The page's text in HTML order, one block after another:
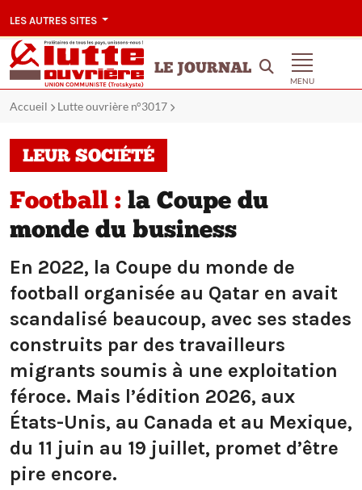
LES AUTRES SITES
LE JOURNAL
MENU
Accueil Lutte ouvrière n°3017
LEUR SOCIÉTÉ
Football : la Coupe du
monde du business
En 2022, la Coupe du monde de
football organisée au Qatar en avait
scandalisé beaucoup, avec ses stades
construits par des travailleurs
migrants soumis à une exploitation
féroce. Mais l’édition 2026, aux
États-Unis, au Canada et au Mexique,
du 11 juin au 19 juillet, promet d’être
pire encore.